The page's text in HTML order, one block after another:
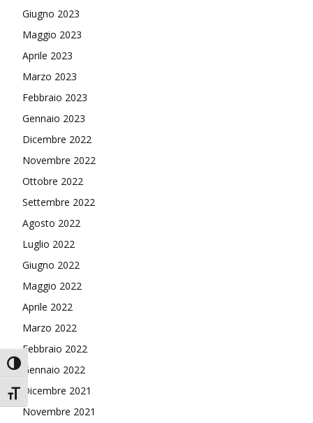
Attiva/disattiva alto contrasto
Attiva/disattiva dimensione testo
Giugno 2023
Maggio 2023
Aprile 2023
Marzo 2023
Febbraio 2023
Gennaio 2023
Dicembre 2022
Novembre 2022
Ottobre 2022
Settembre 2022
Agosto 2022
Luglio 2022
Giugno 2022
Maggio 2022
Aprile 2022
Marzo 2022
Febbraio 2022
Gennaio 2022
Dicembre 2021
Novembre 2021